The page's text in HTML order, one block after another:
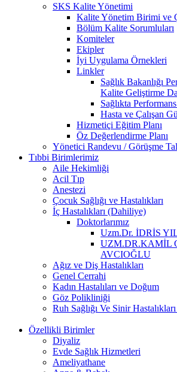
SKS Kalite Yönetimi
Kalite Yönetim Birimi ve
Bölüm Kalite Sorumluları
Komiteler
Ekipler
İyi Uygulama Örnekleri
Linkler
Sağlık Bakanlığı
Kalite Geliştirme
Sağlıkta
Hasta ve Çalışan
Hizmetiçi Eğitim Planı
Öz Değerlendirme Planı
Yönetici Randevu / Görüşme
Tıbbi Birimlerimiz
Aile Hekimliği
Acil Tıp
Anestezi
Çocuk Sağlığı ve Hastalıkları
İç Hastalıkları (Dahiliye)
Doktorlarımız
Uzm.Dr. İDRİS
UZM.DR.KAMİL
AVCIOĞLU
Ağız ve Diş Hastalıkları
Genel Cerrahi
Kadın Hastalıları ve Doğum
Göz Polikliniği
Ruh Sağlığı Ve Sinir
Özellikli Birimler
Diyaliz
Evde Sağlık Hizmetleri
Ameliyathane